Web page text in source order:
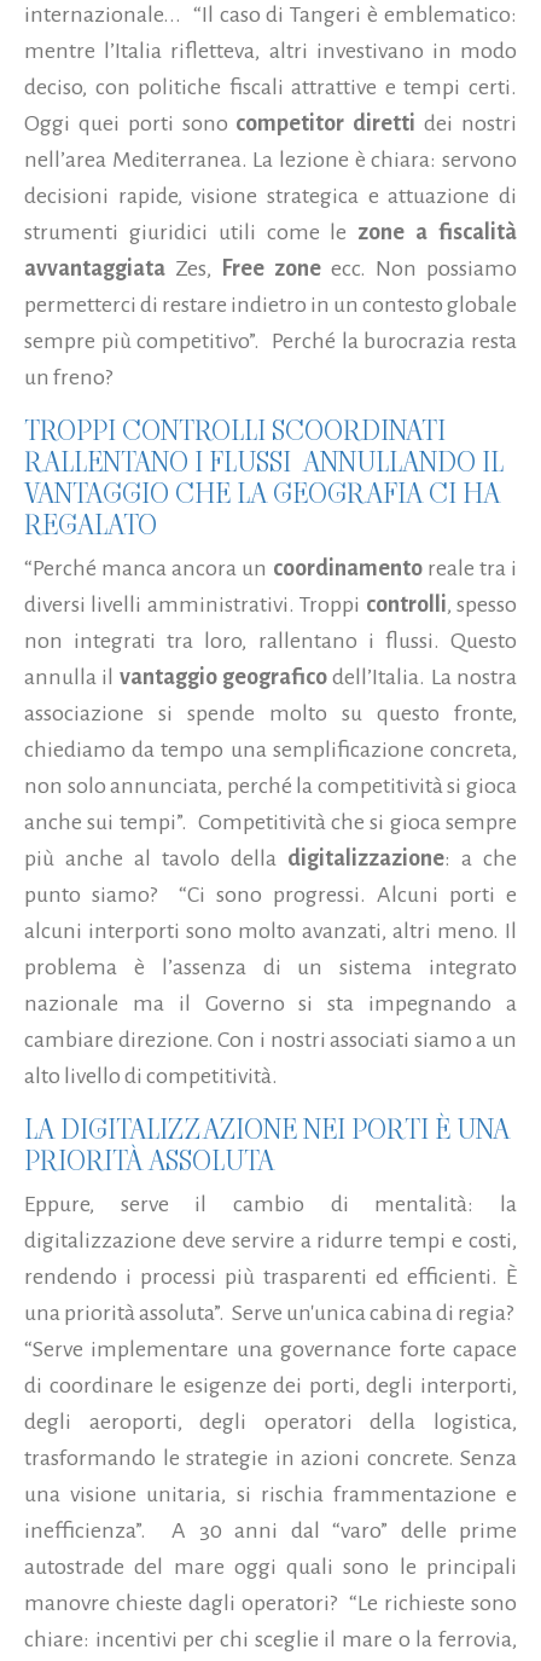
internazionale... “Il caso di Tangeri è emblematico:
mentre l’Italia rifletteva, altri investivano in modo
deciso, con politiche fiscali attrattive e tempi certi.
Oggi quei porti sono competitor diretti dei nostri
nell’area Mediterranea. La lezione è chiara: servono
decisioni rapide, visione strategica e attuazione di
strumenti giuridici utili come le zone a fiscalità
avvantaggiata Zes, Free zone ecc. Non possiamo
permetterci di restare indietro in un contesto globale
sempre più competitivo”. Perché la burocrazia resta
un freno?
TROPPI CONTROLLI SCOORDINATI
RALLENTANO I FLUSSI ANNULLANDO IL
VANTAGGIO CHE LA GEOGRAFIA CI HA
REGALATO
“Perché manca ancora un coordinamentoreale tra i
diversi livelli amministrativi. Troppi controlli, spesso
non integrati tra loro, rallentano i flussi. Questo
annulla il vantaggio geografico dell’Italia. La nostra
associazione si spende molto su questo fronte,
chiediamo da tempo una semplificazione concreta,
non solo annunciata, perché la competitività si gioca
anche sui tempi”. Competitività che si gioca sempre
più anche al tavolo della digitalizzazione: a che
punto siamo? “Ci sono progressi. Alcuni porti e
alcuni interporti sono molto avanzati, altri meno. Il
problema è l’assenza di un sistema integrato
nazionale ma il Governo si sta impegnando a
cambiare direzione. Con i nostri associati siamo a un
alto livello di competitività.
LA DIGITALIZZAZIONE NEI PORTI È UNA
PRIORITÀ ASSOLUTA
Eppure, serve il cambio di mentalità: la
digitalizzazione deve servire a ridurre tempi e costi,
rendendo i processi più trasparenti ed efficienti. È
una priorità assoluta”. Serve un'unica cabina di regia?
“Serve implementare una governance forte capace
di coordinare le esigenze dei porti, degli interporti,
degli aeroporti, degli operatori della logistica,
trasformando le strategie in azioni concrete. Senza
una visione unitaria, si rischia frammentazione e
inefficienza”. A 30 anni dal “varo” delle prime
autostrade del mare oggi quali sono le principali
manovre chieste dagli operatori? “Le richieste sono
chiare: incentivi per chi sceglie il mare o la ferrovia,